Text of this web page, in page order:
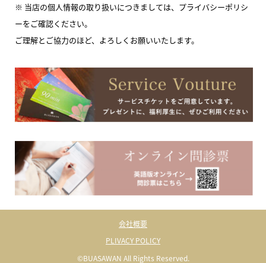
※ 当店の個人情報の取り扱いにつきましては、プライバシーポリシ
ーをご確認ください。
ご理解とご協力のほど、よろしくお願いいたします。
会社概要
PLIVACY POLICY
©BUASAWAN All Rights Reserved.